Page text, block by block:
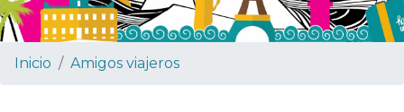
Inicio Amigos viajeros